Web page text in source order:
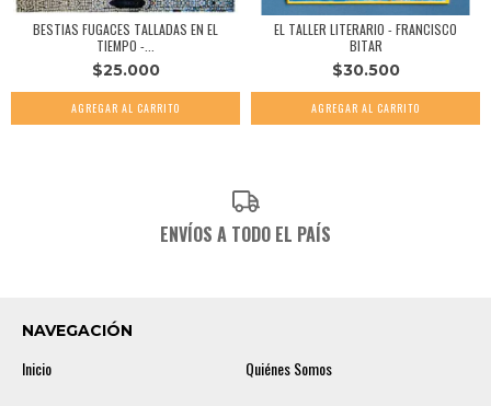
BESTIAS FUGACES TALLADAS EN EL
TIEMPO -...
$25.000
EL TALLER LITERARIO - FRANCISCO
BITAR
$30.500
ENVÍOS A TODO EL PAÍS
NAVEGACIÓN
Inicio
Quiénes Somos